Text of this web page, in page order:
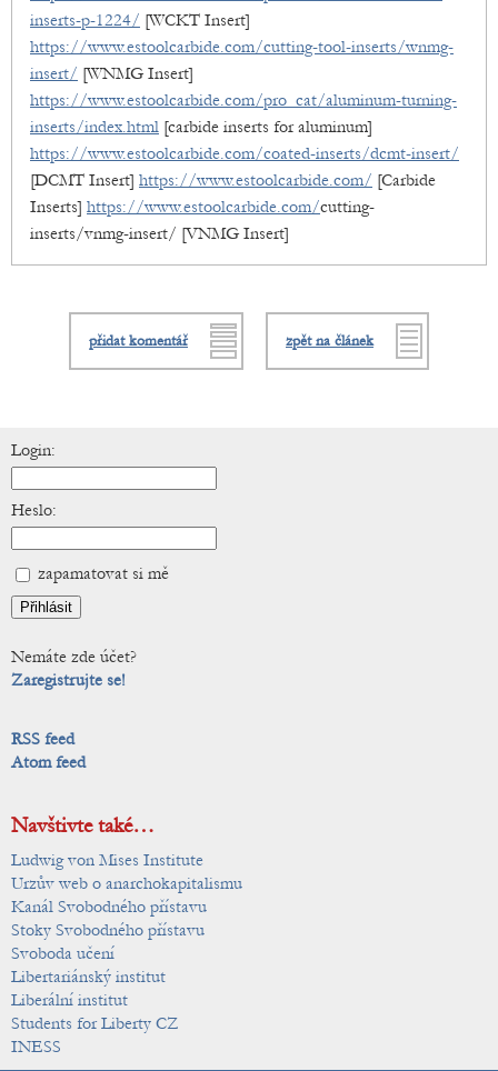
inserts-p-1224/ [WCKT Insert]
https://www.estoolcarbide.com/cutting-tool-inserts/wnmg-
insert/ [WNMG Insert]
https://www.estoolcarbide.com/pro_cat/aluminum-turning-
inserts/index.html [carbide inserts for aluminum]
https://www.estoolcarbide.com/coated-inserts/dcmt-insert/
[DCMT Insert] https://www.estoolcarbide.com/ [Carbide
Inserts] https://www.estoolcarbide.com/cutting-
inserts/vnmg-insert/ [VNMG Insert]
přidat komentář zpět na článek
Login:
Heslo:
zapamatovat si mě
Nemáte zde účet?
Zaregistrujte se!
RSS feed
Atom feed
Navštivte také…
Ludwig von Mises Institute
Urzův web o anarchokapitalismu
Kanál Svobodného přístavu
Stoky Svobodného přístavu
Svoboda učení
Libertariánský institut
Liberální institut
Students for Liberty CZ
INESS